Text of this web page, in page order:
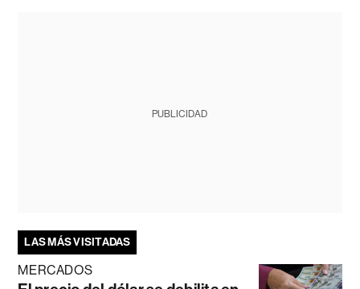
PUBLICIDAD
LAS MÁS VISITADAS
MERCADOS